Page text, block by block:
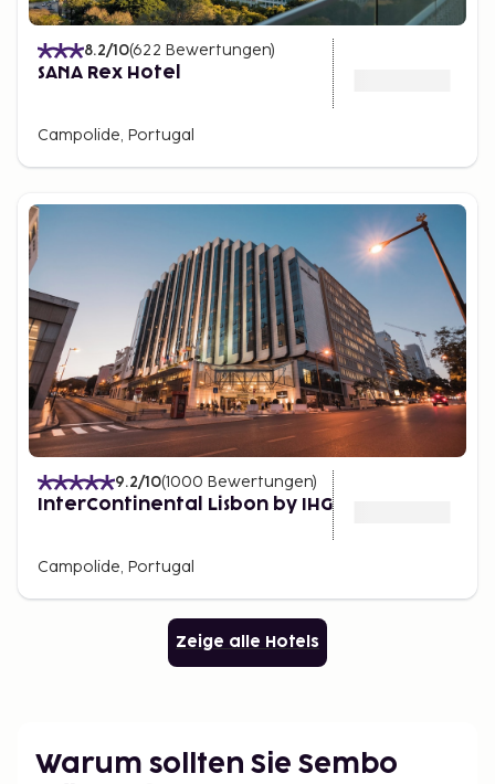
8.2/10(622 Bewertungen)
SANA Rex Hotel
Campolide, Portugal
9.2/10(1000 Bewertungen)
InterContinental Lisbon by IHG
Campolide, Portugal
Zeige alle Hotels
Warum sollten Sie Sembo